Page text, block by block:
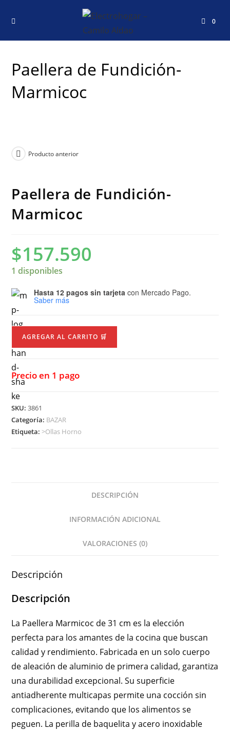
0
Paellera de Fundición-
Marmicoc
Producto anterior
Paellera de Fundición-
Marmicoc
$157.590
1 disponibles
Hasta 12 pagos sin tarjeta con Mercado Pago.
Saber más
AGREGAR AL CARRITO 🛒
Precio en 1 pago
SKU:3861
Categoría: BAZAR
Etiqueta:>Ollas Horno
DESCRIPCIÓN
INFORMACIÓN ADICIONAL
VALORACIONES (0)
Descripción
Descripción
La Paellera Marmicoc de 31 cm es la elección
perfecta para los amantes de la cocina que buscan
calidad y rendimiento. Fabricada en un solo cuerpo
de aleación de aluminio de primera calidad, garantiza
una durabilidad excepcional. Su superficie
antiadherente multicapas permite una cocción sin
complicaciones, evitando que los alimentos se
peguen. La perilla de baquelita y acero inoxidable